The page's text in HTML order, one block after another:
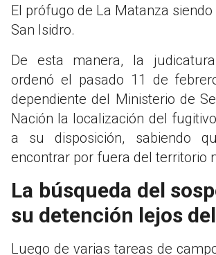
El prófugo de La Matanza
San Isidro.
De esta manera, la
ordenó el pasado 11 de
dependiente del Ministerio de
Nación la localización del
a su disposición, sabiendo
encontrar por fuera del territorio
La búsqueda del
su detención lejos
Luego de varias tareas de